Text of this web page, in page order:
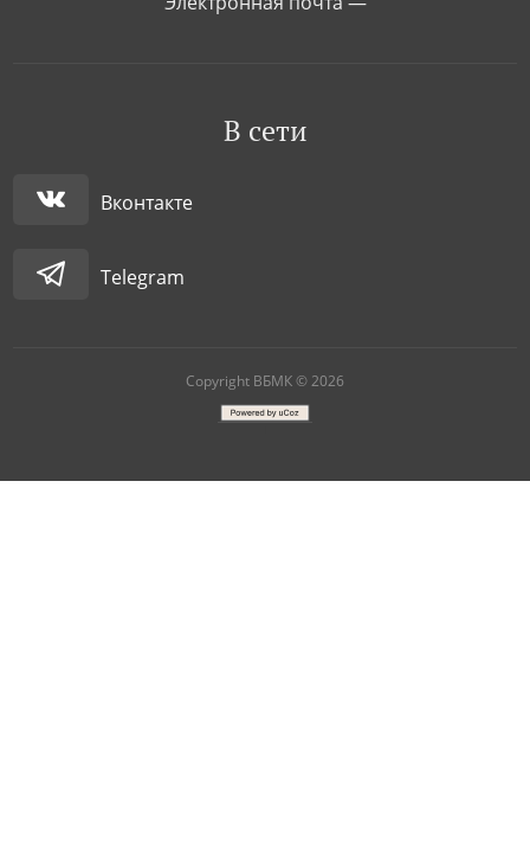
В сети
Вконтакте
Telegram
Copyright ВБМК © 2026